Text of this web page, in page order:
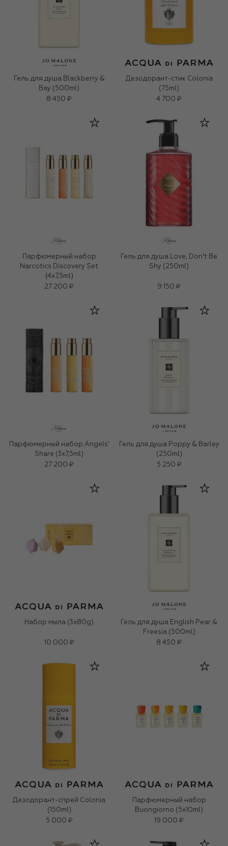
Гель для душа Blackberry &
Bay (500ml)
8 450 ₽
Дезодорант-стик Colonia
(75ml)
4 700 ₽
Парфюмерный набор
Narcotics Discovery Set
(4x7,5ml)
27 200 ₽
Гель для душа Love, Don't Be
Shy (250ml)
9 150 ₽
Парфюмерный набор Angels’
Share (3x7,5ml)
27 200 ₽
Гель для душа Poppy & Barley
(250ml)
5 250 ₽
Набор мыла (3x80g)
10 000 ₽
Гель для душа English Pear &
Freesia (500ml)
8 450 ₽
Дезодорант-спрей Colonia
(150ml)
5 000 ₽
Парфюмерный набор
Buongiorno (5x10ml)
19 000 ₽